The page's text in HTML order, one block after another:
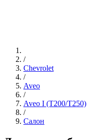
/
Chevrolet
/
Aveo
/
Aveo I (T200/T250)
/
Салон